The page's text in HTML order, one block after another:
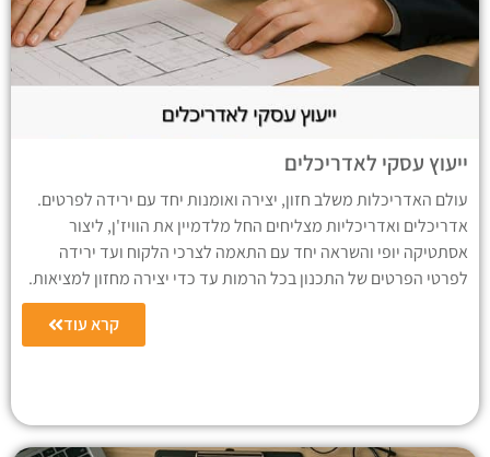
ייעוץ עסקי לאדריכלים
עולם האדריכלות משלב חזון, יצירה ואומנות יחד עם ירידה לפרטים.
אדריכלים ואדריכליות מצליחים החל מלדמיין את הוויז'ן, ליצור
אסתטיקה יופי והשראה יחד עם התאמה לצרכי הלקוח ועד ירידה
לפרטי הפרטים של התכנון בכל הרמות עד כדי יצירה מחזון למציאות.
קרא עוד